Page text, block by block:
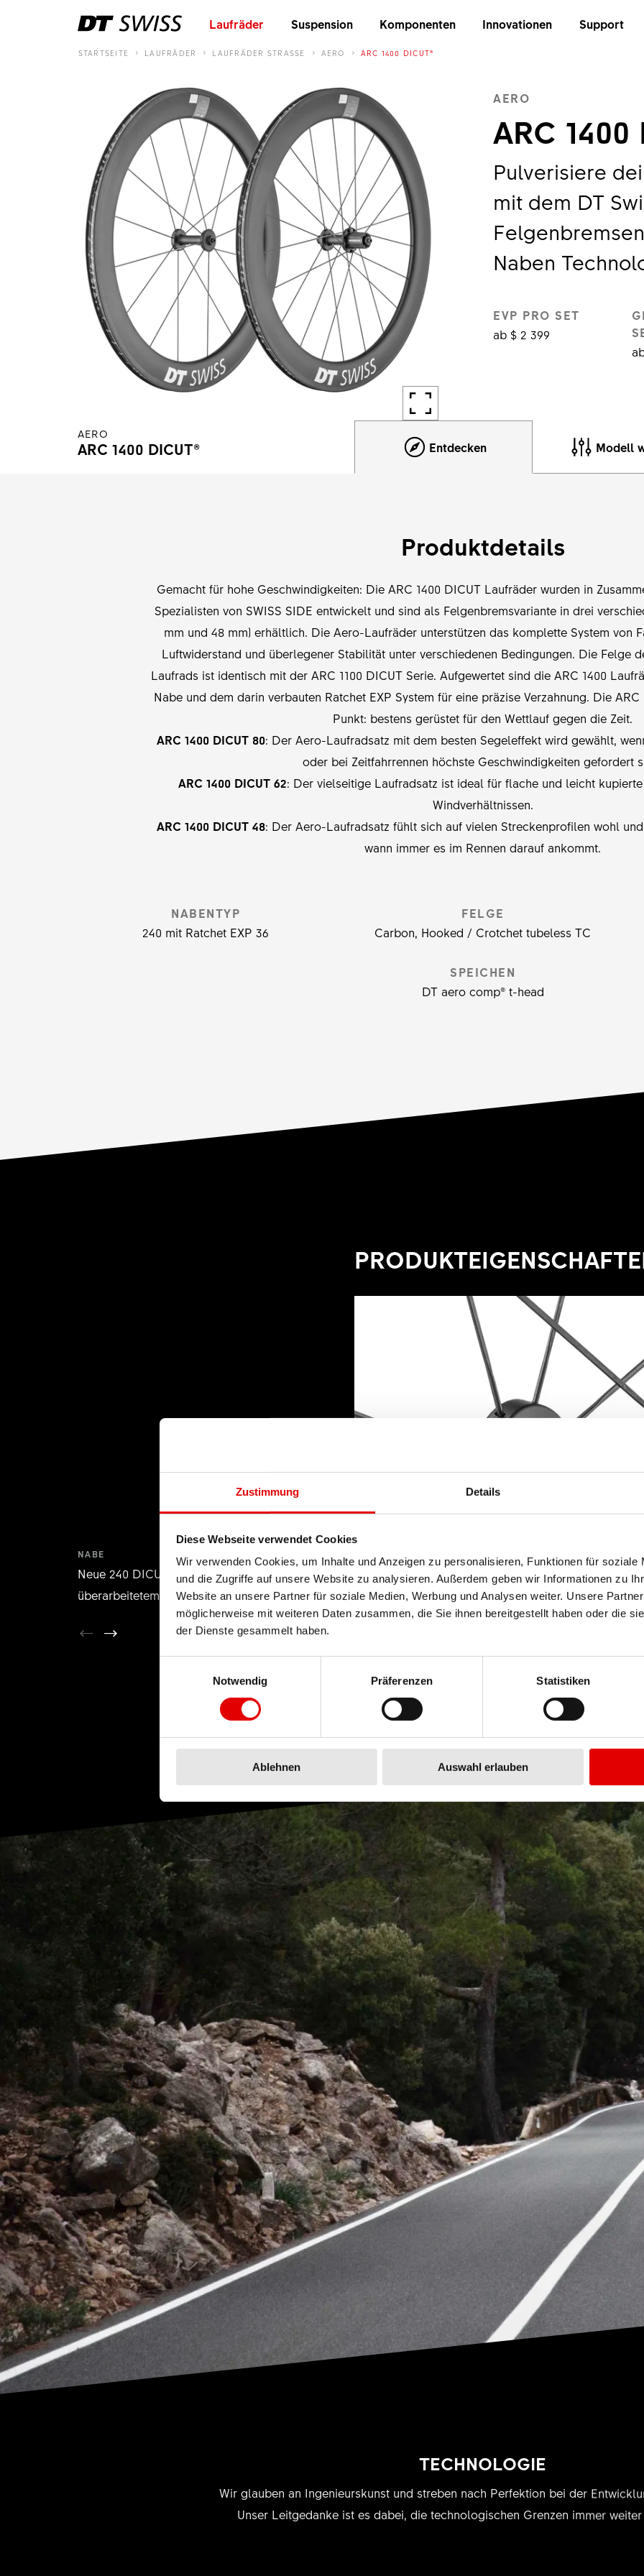
Zustimmung Details
Diese Webseite verwendet Cookies
Wir verwenden Cookies, um Inhalte und Anzeigen zu personalisieren, Funktionen für soziale
und die Zugriffe auf unsere Website zu analysieren. Außerdem geben wir Informationen zu
Website an unsere Partner für soziale Medien, Werbung und Analysen weiter. Unsere
möglicherweise mit weiteren Daten zusammen, die Sie ihnen bereitgestellt haben oder die
der Dienste gesammelt haben.
Notwendig
Präferenzen Statistiken
Ablehnen Auswahl erlauben
Laufräder Suspension Komponenten Innovationen Support
STARTSEITE LAUFRÄDER LAUFRÄDER STRASSE AERO ARC 1400 DICUT®
AERO
ARC 1400
Pulverisiere
mit dem DT
Naben
EVP PRO SET
ab $ 2 399
AERO
ARC 1400 DICUT® Entdecken Modell
Produktdetails
Gemacht für hohe Geschwindigkeiten: Die ARC 1400 DICUT Laufräder wurden in
Spezialisten von SWISS SIDE entwickelt und sind als Felgenbremsvariante in drei
mm und 48 mm) erhältlich. Die Aero-Laufräder unterstützen das komplette System von
Luftwiderstand und überlegener Stabilität unter verschiedenen Bedingungen. Die Felge
Laufrads ist identisch mit der ARC 1100 DICUT Serie. Aufgewertet sind die ARC 1400
Nabe und dem darin verbauten Ratchet EXP System für eine präzise Verzahnung. Die
Punkt: bestens gerüstet für den Wettlauf gegen die Zeit.
ARC 1400 DICUT 80: Der Aero-Laufradsatz mit dem besten Segeleffekt wird gewählt,
oder bei Zeitfahrrennen höchste Geschwindigkeiten gefordert
ARC 1400 DICUT 62: Der vielseitige Laufradsatz ist ideal für flache und leicht
Windverhältnissen.
ARC 1400 DICUT 48: Der Aero-Laufradsatz fühlt sich auf vielen Streckenprofilen wohl
wann immer es im Rennen darauf ankommt.
NABENTYP
240 mit Ratchet EXP 36
FELGE
Carbon, Hooked / Crotchet tubeless TC
SPEICHEN
DT aero comp® t-head
NABE
Neue 240 DICUT Aero-Nabe mit
überarbeitetem Nabenflansch.
TECHNOLOGIE
Wir glauben an Ingenieurskunst und streben nach Perfektion bei der
Unser Leitgedanke ist es dabei, die technologischen Grenzen immer